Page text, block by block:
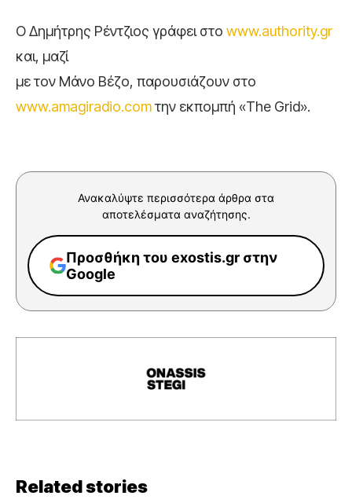
Ο Δημήτρης Ρέντζιος γράφει στο www.authority.gr
και, μαζί
με τον Μάνο Βέζο, παρουσιάζουν στο
www.amagiradio.comτην εκπομπή «The Grid».
Ανακαλύψτε περισσότερα άρθρα στα
αποτελέσματα αναζήτησης.
Προσθήκη του exostis.gr στην
Google
Related stories